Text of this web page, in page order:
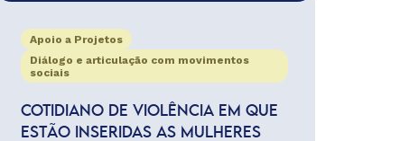
Apoio a Projetos
Diálogo e articulação com movimentos
sociais
COTIDIANO DE VIOLÊNCIA EM QUE
ESTÃO INSERIDAS AS MULHERES